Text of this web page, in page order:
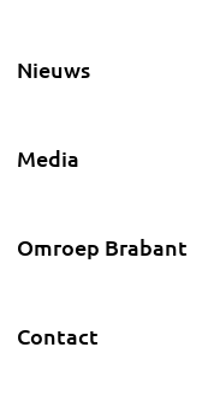
Nieuws
Media
Omroep Brabant
Contact